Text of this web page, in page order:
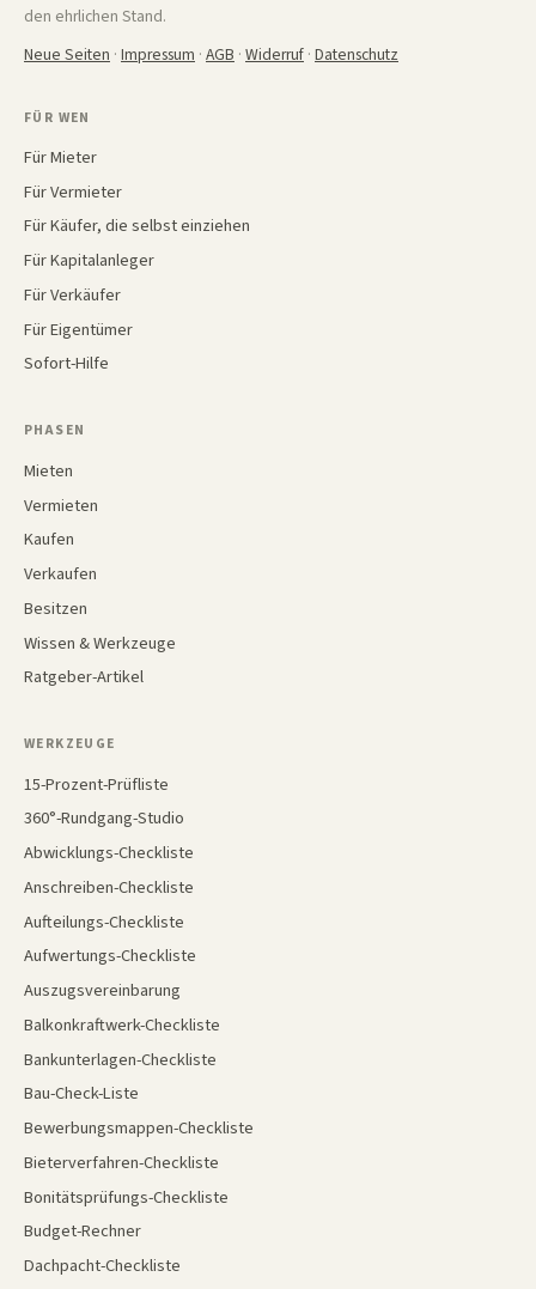
den ehrlichen Stand.
Neue Seiten · Impressum · AGB · Widerruf · Datenschutz
FÜR WEN
Für Mieter
Für Vermieter
Für Käufer, die selbst einziehen
Für Kapitalanleger
Für Verkäufer
Für Eigentümer
Sofort-Hilfe
PHASEN
Mieten
Vermieten
Kaufen
Verkaufen
Besitzen
Wissen & Werkzeuge
Ratgeber-Artikel
WERKZEUGE
15-Prozent-Prüfliste
360°-Rundgang-Studio
Abwicklungs-Checkliste
Anschreiben-Checkliste
Aufteilungs-Checkliste
Aufwertungs-Checkliste
Auszugsvereinbarung
Balkonkraftwerk-Checkliste
Bankunterlagen-Checkliste
Bau-Check-Liste
Bewerbungsmappen-Checkliste
Bieterverfahren-Checkliste
Bonitätsprüfungs-Checkliste
Budget-Rechner
Dachpacht-Checkliste